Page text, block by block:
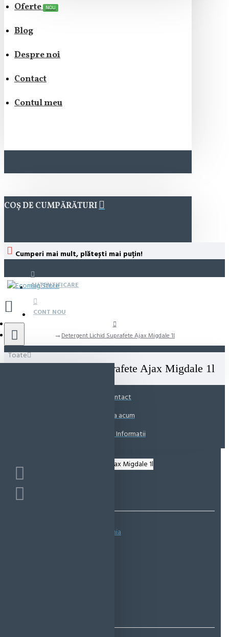
Oferte NOU
Blog
Despre noi
Contact
Contul meu
COȘ DE CUMPĂRĂTURI
Cumperi mai mult, plătești mai puțin!
AUTENTIFICARE
CONT NOU
Toate
Detergent Lichid Suprafete Ajax Migdale 1l
Detergent Lichid Suprafete Ajax Migdale 1l
Contact
Suna acum
Solicita Informatii
Spune-ţi opinia